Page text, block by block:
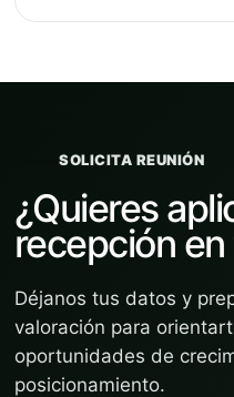
SOLICITA REUNIÓN
¿Quieres
recepción
Déjanos tus datos y
valoración para
oportunidades de
posicionamiento.